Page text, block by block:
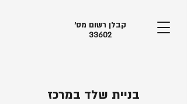
קבלן רשום מס׳
33602
בניית שלד במרכז